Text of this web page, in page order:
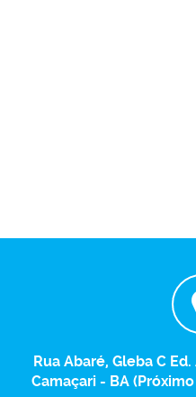
Rua Abaré, Gleba C
Camaçari - BA